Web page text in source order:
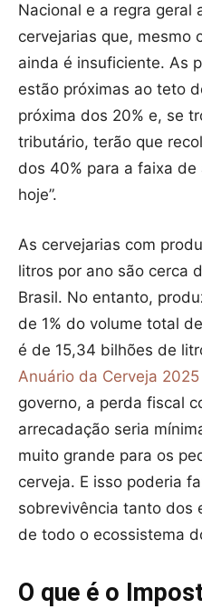
Nacional e a regra geral
cervejarias que, mesmo
ainda é insuficiente. As
estão próximas ao teto
próxima dos 20% e, se
tributário, terão que
dos 40% para a faixa
hoje”.
As cervejarias com
litros por ano são cerca
Brasil. No entanto,
de 1% do volume total
é de 15,34 bilhões de
Anuário da Cerveja
governo, a perda fiscal
arrecadação seria
muito grande para os
cerveja. E isso poderia
sobrevivência tanto dos
de todo o ecossistema
O que é o